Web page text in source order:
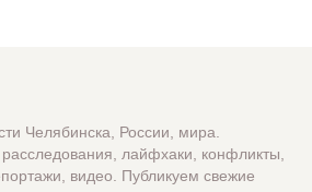
Челябинска, России, мира.
лайфхаки, конфликты,
видео. Публикуем свежие